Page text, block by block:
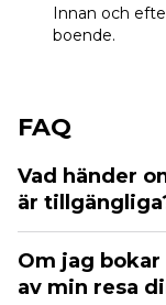
Innan och
boende.
FAQ
Vad händer
är
Om jag
av min resa